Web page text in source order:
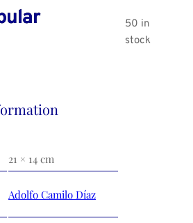
50 in
stock
21 × 14 cm
Adolfo Camilo Díaz